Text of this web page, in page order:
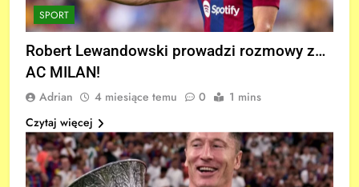
SPORT
Robert Lewandowski prowadzi rozmowy z…
AC MILAN!
Adrian 4 miesiące temu 0
1 mins
Czytaj więcej